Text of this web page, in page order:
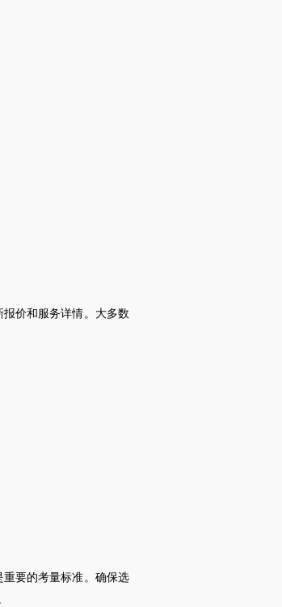
价和服务详情。大多数
要的考量标准。确保选